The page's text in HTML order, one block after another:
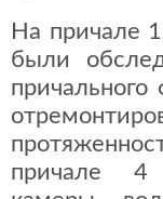
На причале
были
причале 4